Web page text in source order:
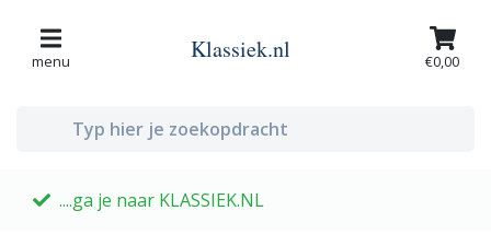
menu Klassiek.nl €0,00
....ga je naar KLASSIEK.NL